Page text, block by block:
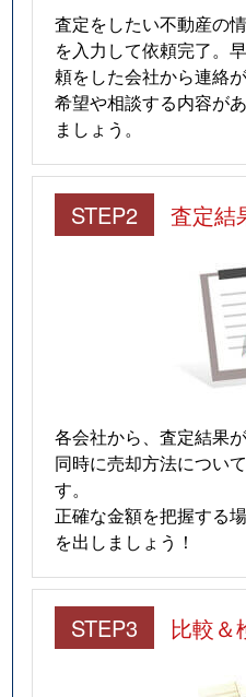
査定をしたい不動産の
を入力して依頼完了。
頼をした会社から連絡が
希望や相談する内容が
ましょう。
STEP2 査定結
各会社から、査定結果が
同時に売却方法につい
す。
正確な金額を把握する
を出しましょう！
STEP3 比較＆